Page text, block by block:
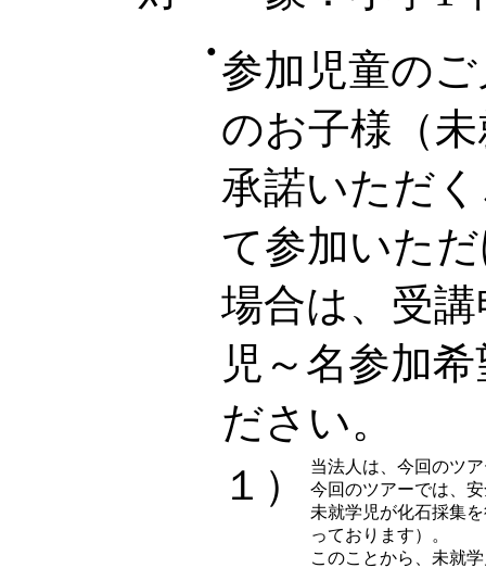
● 参加児童の
のお子様（
承諾いただ
て参加いた
場合は、受
児～名参加
ださい。
１）
当法人は、今回のツ
今回のツアーでは、
未就学児が化石採集
っております）。
このことから、未就